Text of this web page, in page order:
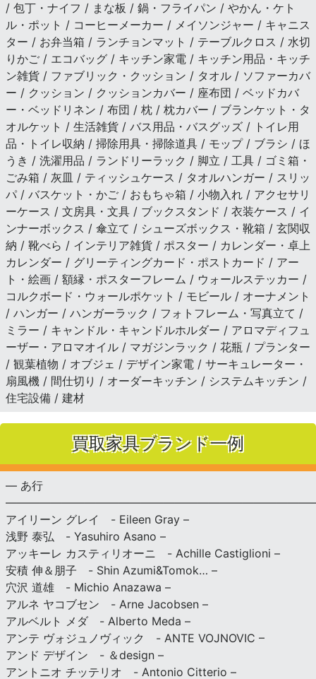
/ 包丁・ナイフ / まな板 / 鍋・フライパン / やかん・ケト
ル・ポット / コーヒーメーカー / メイソンジャー / キャニス
ター / お弁当箱 / ランチョンマット / テーブルクロス / 水切
りかご / エコバッグ / キッチン家電 / キッチン用品・キッチ
ン雑貨 / ファブリック・クッション / タオル / ソファーカバ
ー / クッション / クッションカバー / 座布団 / ベッドカバ
ー・ベッドリネン / 布団 / 枕 / 枕カバー / ブランケット・タ
オルケット / 生活雑貨 / バス用品・バスグッズ / トイレ用
品・トイレ収納 / 掃除用具・掃除道具 / モップ / ブラシ / ほ
うき / 洗濯用品 / ランドリーラック / 脚立 / 工具 / ゴミ箱・
ごみ箱 / 灰皿 / ティッシュケース / タオルハンガー / スリッ
パ / バスケット・かご / おもちゃ箱 / 小物入れ / アクセサリ
ーケース / 文房具・文具 / ブックスタンド / 衣装ケース / イ
ンナーボックス / 傘立て / シューズボックス・靴箱 / 玄関収
納 / 靴べら / インテリア雑貨 / ポスター / カレンダー・卓上
カレンダー / グリーティングカード・ポストカード / アー
ト・絵画 / 額縁・ポスターフレーム / ウォールステッカー /
コルクボード・ウォールポケット / モビール / オーナメント
/ ハンガー / ハンガーラック / フォトフレーム・写真立て /
ミラー / キャンドル・キャンドルホルダー / アロマディフュ
ーザー・アロマオイル / マガジンラック / 花瓶 / プランター
/ 観葉植物 / オブジェ / デザイン家電 / サーキュレーター・
扇風機 / 間仕切り / オーダーキッチン / システムキッチン /
住宅設備 / 建材
買取家具ブランド一例
— あ行
アイリーン グレイ - Eileen Gray –
浅野 泰弘 - Yasuhiro Asano –
アッキーレ カスティリオーニ - Achille Castiglioni –
安積 伸＆朋子 - Shin Azumi&Tomok… –
穴沢 道雄 - Michio Anazawa –
アルネ ヤコブセン - Arne Jacobsen –
アルベルト メダ - Alberto Meda –
アンテ ヴォジュノヴィック - ANTE VOJNOVIC –
アンド デザイン - ＆design –
アントニオ チッテリオ - Antonio Citterio –